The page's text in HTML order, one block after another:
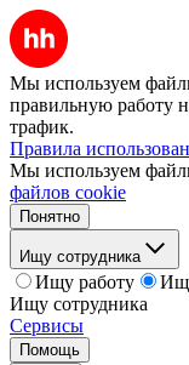
Мы используем
правильную работу
трафик.
Правила
Мы используем
файлов cookie
Понятно
Ищу сотрудника
Ищу работу
Ищу сотрудника
Сервисы
Помощь